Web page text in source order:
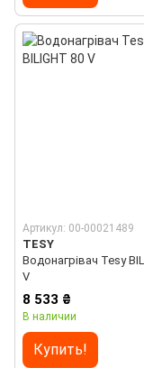
Артикул: 00-00021489
TESY
Водонагрівач Tesy
V
8 533 ₴
В наличии
Купить!